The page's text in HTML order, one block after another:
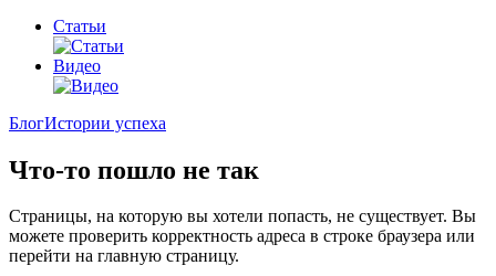
Статьи
Видео
БлогИстории успеха
Что-то пошло не так
Страницы, на которую вы хотели попасть, не существует. Вы
можете проверить корректность адреса в строке браузера или
перейти на главную страницу.